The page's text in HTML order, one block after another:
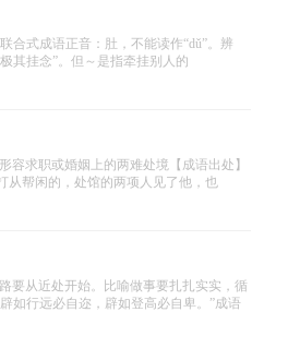
合式成语正音：肚，不能读作“dǔ”。辨
其挂念”。但～是指牵挂别人的
容求职或婚姻上的两难处境【成语出处】
从帮闲的，处馆的两项人见了他，也
要从近处开始。比喻做事要扎扎实实，循
如行远必自迩，辟如登高必自卑。”成语